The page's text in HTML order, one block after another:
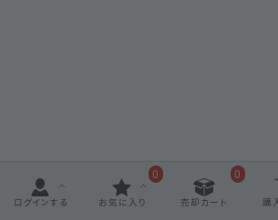
ログインする お気に入り
0
売却カート
0
購